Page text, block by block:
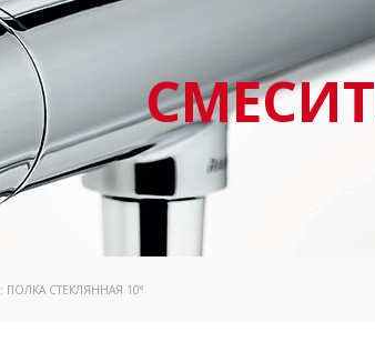
: ПОЛКА СТЕКЛЯННАЯ 10°